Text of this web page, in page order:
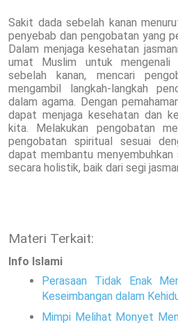
Sakit dada sebelah kanan
penyebab dan pengobatan yang
Dalam menjaga kesehatan
umat Muslim untuk
sebelah kanan, mencari
mengambil langkah-langkah
dalam agama. Dengan
dapat menjaga kesehatan dan
kita. Melakukan pengobatan
pengobatan spiritual sesuai
dapat membantu
secara holistik, baik dari segi
Materi Terkait:
Info Islami
Perasaan Tidak Enak
Keseimbangan dalam
Mimpi Melihat Monyet